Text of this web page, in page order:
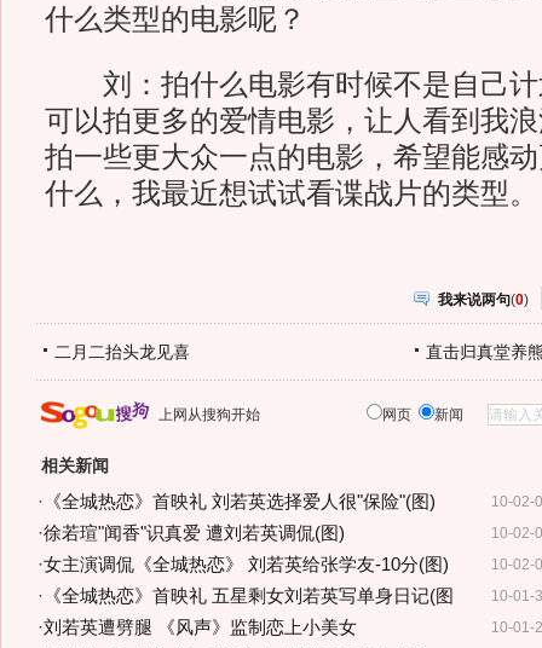
什么类型的电影呢？
刘：拍什么电影有时候不是自己计
可以拍更多的爱情电影，让人看到我
拍一些更大众一点的电影，希望能感
什么，我最近想试试看谍战片的类型。
我来说两句(0)
二月二抬头龙见喜 直击归真堂养
上网从搜狗开始 网页 新闻
相关新闻
10-02-
· 《全城热恋》首映礼 刘若英选择爱人很"保险"(图)
10-02-
·徐若瑄"闻香"识真爱 遭刘若英调侃(图)
10-02-
·女主演调侃《全城热恋》 刘若英给张学友-10分(图)
10-01-
· 《全城热恋》首映礼 五星剩女刘若英写单身日记(图
10-01-
·刘若英遭劈腿 《风声》监制恋上小美女